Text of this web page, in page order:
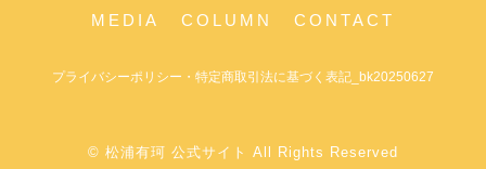
MEDIA
COLUMN CONTACT
プライバシーポリシー・特定商取引法に基づく表記_bk20250627
© 松浦有珂 公式サイト All Rights Reserved